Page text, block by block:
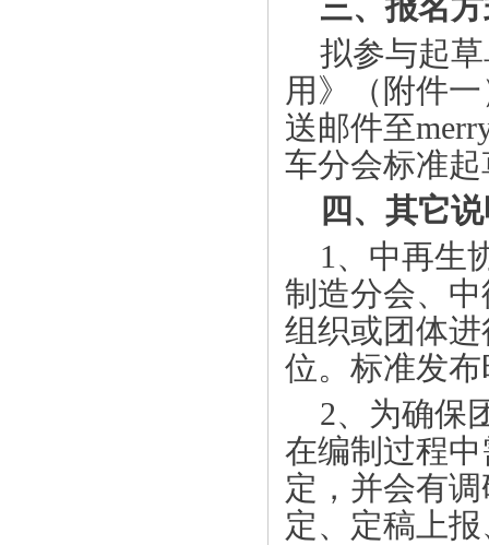
三、报名
拟参与起
用》（附件
送邮件至
车分会标准
四、其它
1、中再生
制造分会、
组织或团体
位。标准发
2、为确保
在编制过程
定，并会有
定、定稿上